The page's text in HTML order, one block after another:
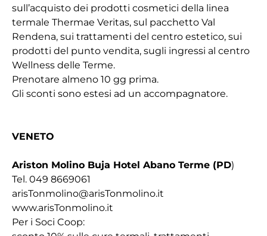
sull’acquisto dei prodotti cosmetici della linea
termale Thermae Veritas, sul pacchetto Val
Rendena, sui trattamenti del centro estetico, sui
prodotti del punto vendita, sugli ingressi al centro
Wellness delle Terme.
Prenotare almeno 10 gg prima.
Gli sconti sono estesi ad un accompagnatore.
VENETO
Ariston Molino Buja Hotel Abano Terme (PD)
Tel. 049 8669061
arisTonmolino@arisTonmolino.it
www.arisTonmolino.it
Per i Soci Coop: